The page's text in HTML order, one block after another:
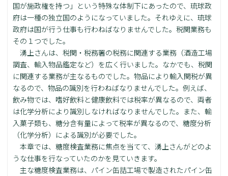
国が施政権を持つ」という特殊な体制下にあったので、琉球政
府は一種の独立国のようになっていました。それゆえに、琉球
政府は国が行う仕事も行わねばなりませんでした。税関業務も
その１つでした。
湧上さんは、税関・税務署の税務に関連する業務（酒造工場
調査、輸入物品鑑定など）を広く行いました。なかでも、税関
に関連する業務が主なるものでした。物品により輸入関税が異
なるので、物品の識別を行わねばなりませんでした。例えば、
飲み物では、嗜好飲料と健康飲料では税率が異なるので、両者
は化学分析により識別しなければなりませんでした。また、輸
入菓子類も、糖分含有量によって税率が異なるので、糖度分析
（化学分析）による識別が必要でした。
本章では、糖度検査業務に焦点を当てて、湧上さんがどのよ
うな仕事を行なっていたのかを見ていきます。
主な糖度検査業務は、パイン缶詰工場で製造されたパイン缶